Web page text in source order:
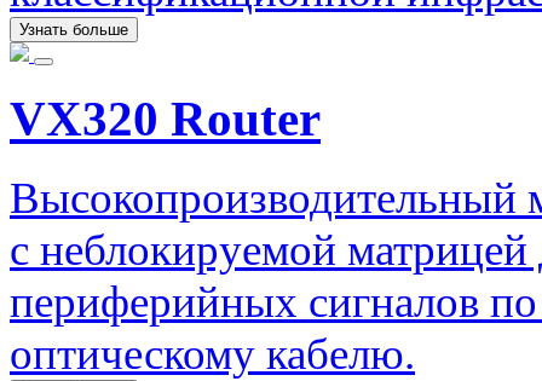
Узнать больше
VX320 Router
Высокопроизводительный
с неблокируемой
периферийных сигналов
оптическому кабелю.